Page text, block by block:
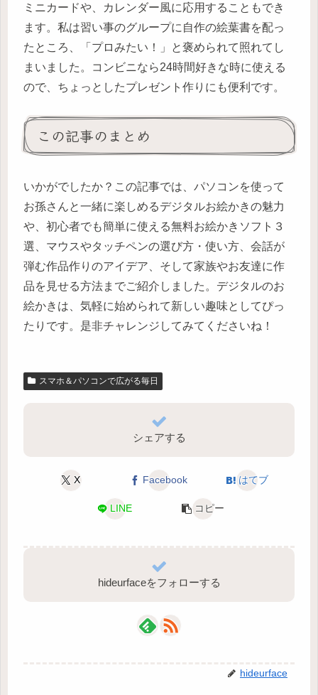
ミニカードや、カレンダー風に応用することもでき
ます。私は習い事のグループに自作の絵葉書を配っ
たところ、「プロみたい！」と褒められて照れてし
まいました。コンビニなら24時間好きな時に使える
ので、ちょっとしたプレゼント作りにも便利です。
この記事のまとめ
いかがでしたか？この記事では、パソコンを使って
お孫さんと一緒に楽しめるデジタルお絵かきの魅力
や、初心者でも簡単に使える無料お絵かきソフト３
選、マウスやタッチペンの選び方・使い方、会話が
弾む作品作りのアイデア、そして家族やお友達に作
品を見せる方法までご紹介しました。デジタルのお
絵かきは、気軽に始められて新しい趣味としてぴっ
たりです。是非チャレンジしてみてくださいね！
スマホ＆パソコンで広がる毎日
シェアする
X Facebook はてブ
LINE コピー
hideurfaceをフォローする
hideurface